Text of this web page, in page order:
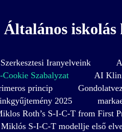
Általános
Iranyelveink
Szabalyzat
AI
princip
2025
Roth’s S-I-C-T from First
S-I-C-T modellje első